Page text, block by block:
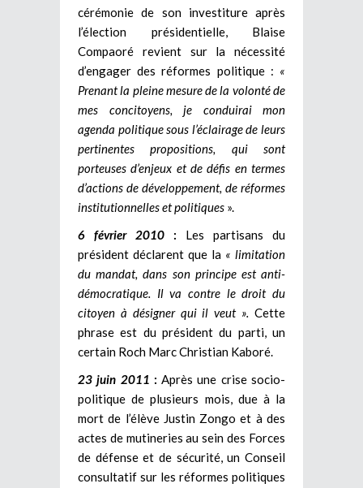
cérémonie de son investiture après
l’élection présidentielle, Blaise
Compaoré revient sur la nécessité
d’engager des réformes politique : «
Prenant la pleine mesure de la volonté de
mes concitoyens, je conduirai mon
agenda politique sous l’éclairage de leurs
pertinentes propositions, qui sont
porteuses d’enjeux et de défis en termes
d’actions de développement, de réformes
institutionnelles et politiques ».
6 février 2010 : Les partisans du
président déclarent que la « limitation
du mandat, dans son principe est anti-
démocratique. Il va contre le droit du
citoyen à désigner qui il veut ». Cette
phrase est du président du parti, un
certain Roch Marc Christian Kaboré.
23 juin 2011 : Après une crise socio-
politique de plusieurs mois, due à la
mort de l’élève Justin Zongo et à des
actes de mutineries au sein des Forces
de défense et de sécurité, un Conseil
consultatif sur les réformes politiques